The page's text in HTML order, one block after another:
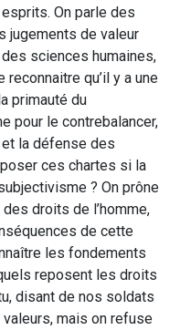
On parle des
jugements de valeur
sciences humaines,
qu’il y a une
primauté du
pour le contrebalancer,
la défense des
ces chartes si la
? On prône
droits de l’homme,
de cette
les fondements
reposent les droits
disant de nos soldats
mais on refuse